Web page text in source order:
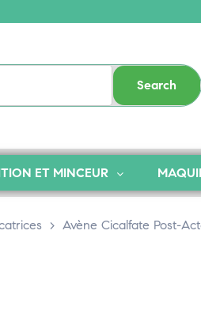
Search
ET MINCEUR
> Avène Cicalfate Post-